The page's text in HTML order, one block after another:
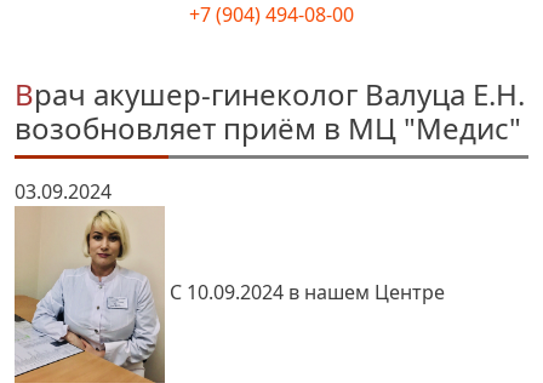
+7 (904) 494-08-00
Врач акушер-гинеколог Валуца Е.Н.
возобновляет приём в МЦ "Медис"
03.09.2024
С 10.09.2024 в нашем Центре